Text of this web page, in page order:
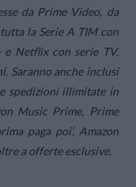
da Prime Video, da
la Serie A TIM con
e Netflix con serie TV,
Saranno anche inclusi
spedizioni illimitate in
Music Prime, Prime
paga poi’, Amazon
a offerte esclusive.